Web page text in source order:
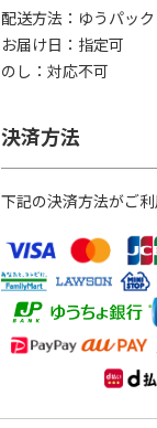
17,000円
(送料・税込)
配送方法
ゆうパック
お届け日
指定可
のし
対応不可
決済方法
下記の決済方法がご利